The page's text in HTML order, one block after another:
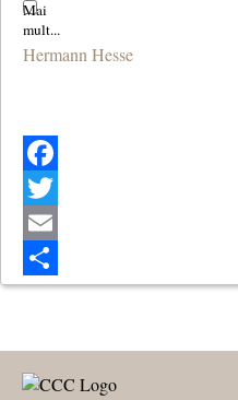
Hermann Hesse
Facebook
Twitter
Email
Share